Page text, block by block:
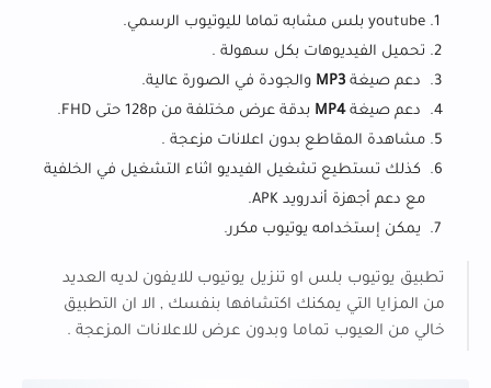
youtube بلس مشابه تماما لليوتيوب الرسمي.
تحميل الفيديوهات بكل سهولة .
دعم صيغة
والجودة في الصورة عالية.
دعم صيغة MP4
بدقة عرض مختلفة من 128p حتى FHD.
مشاهدة المقاطع بدون اعلانات مزعجة .
كذلك تستطيع تشغيل الفيديو اثناء التشغيل في الخلفية
مع دعم أجهزة أندرويد APK.
يمكن إستخدامه يوتيوب مكرر.
تطبيق يوتيوب بلس او تنزيل يوتيوب للايفون لديه العديد
من المزايا التي يمكنك اكتشافها بنفسك , الا ان التطبيق
خالي من العيوب تماما وبدون عرض للاعلانات المزعجة .